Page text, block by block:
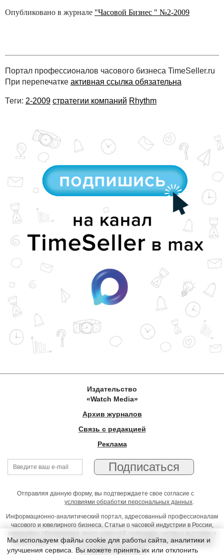
Опубликовано в журнале "Часовой Бизнес " №2-2009
Портал профессионалов часового бизнеса TimeSeller.ru
При перепечатке активная ссылка обязательна
Теги: 2-2009 стратегии компаний Rhythm
Издательство
«Watch Media»
Архив журналов
Связь с редакцией
Реклама
Отправляя данную форму, вы подтверждаете свое согласие с
условиями обработки персональных данных
Информационно-аналитический портал, адресованный профессионалам
часового и ювелирного бизнеса. Статьи о часовой индустрии в России,
ежедневно обновляемая лента новостей, календарь часовых выставок и
презентаций, on-line консультации юриста, профессиональный форум
часовщиков и ювелиров
Мы используем файлы cookie для работы сайта, аналитики и
улучшения сервиса. Вы можете принять их или отклонить